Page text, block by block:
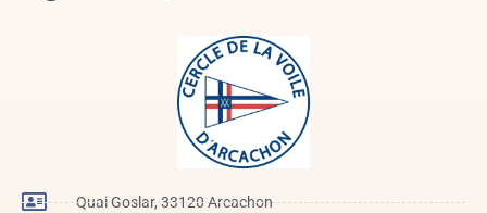
Quai Goslar, 33120 Arcachon